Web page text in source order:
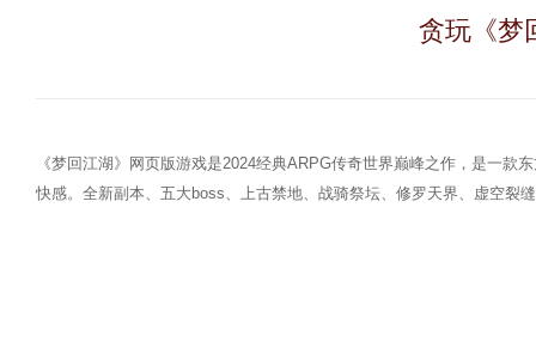
贪玩《梦
《梦回江湖》网页版游戏是2024经典ARPG传奇世界巅峰之作，是一
快感。全新副本、五大boss、上古禁地、战骑祭坛、修罗天界、虚空裂